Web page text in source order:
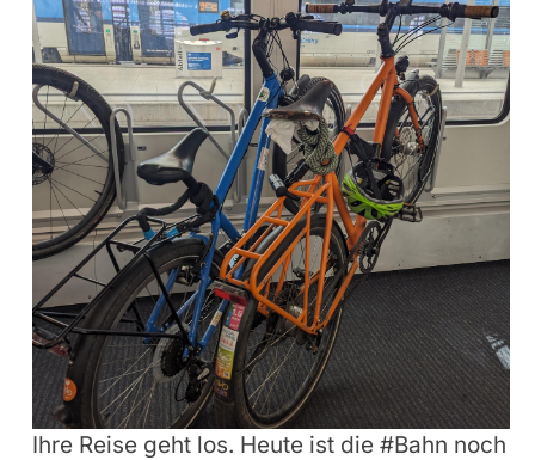
Ihre Reise geht los. Heute ist die #Bahn noch